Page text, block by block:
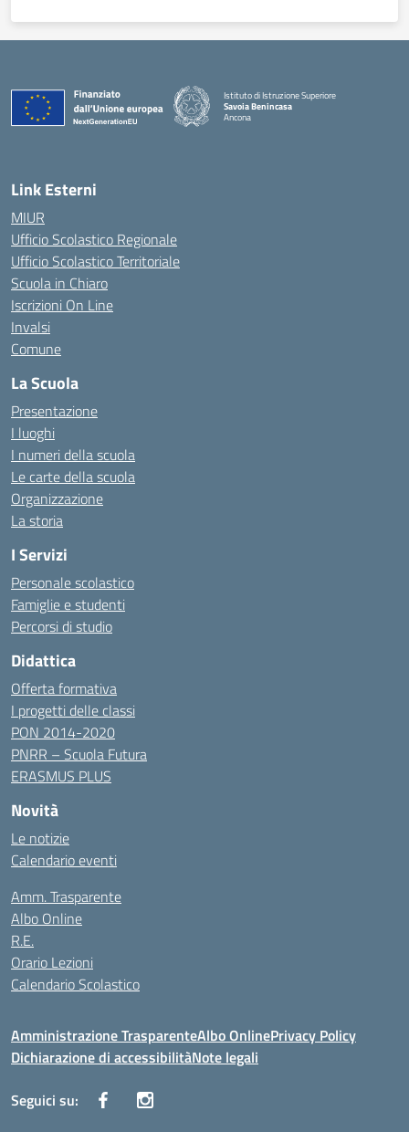
Istituto di Istruzione Superiore
Savoia Benincasa
Ancona
Link Esterni
MIUR
Ufficio Scolastico Regionale
Ufficio Scolastico Territoriale
Scuola in Chiaro
Iscrizioni On Line
Invalsi
Comune
La Scuola
Presentazione
I luoghi
I numeri della scuola
Le carte della scuola
Organizzazione
La storia
I Servizi
Personale scolastico
Famiglie e studenti
Percorsi di studio
Didattica
Offerta formativa
I progetti delle classi
PON 2014-2020
PNRR – Scuola Futura
ERASMUS PLUS
Novità
Le notizie
Calendario eventi
Amm. Trasparente
Albo Online
R.E.
Orario Lezioni
Calendario Scolastico
Amministrazione TrasparenteAlbo OnlinePrivacy Policy
Dichiarazione di accessibilitàNote legali
Seguici su: